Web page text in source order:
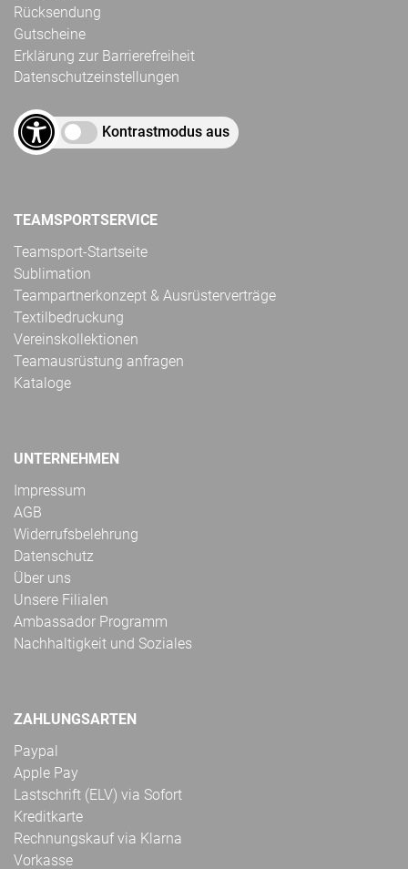
Rücksendung
Gutscheine
Erklärung zur Barrierefreiheit
Datenschutzeinstellungen
Kontrastmodus aus
TEAMSPORTSERVICE
Teamsport-Startseite
Sublimation
Teampartnerkonzept & Ausrüsterverträge
Textilbedruckung
Vereinskollektionen
Teamausrüstung anfragen
Kataloge
UNTERNEHMEN
Impressum
AGB
Widerrufsbelehrung
Datenschutz
Über uns
Unsere Filialen
Ambassador Programm
Nachhaltigkeit und Soziales
ZAHLUNGSARTEN
Paypal
Apple Pay
Lastschrift (ELV) via Sofort
Kreditkarte
Rechnungskauf via Klarna
Vorkasse